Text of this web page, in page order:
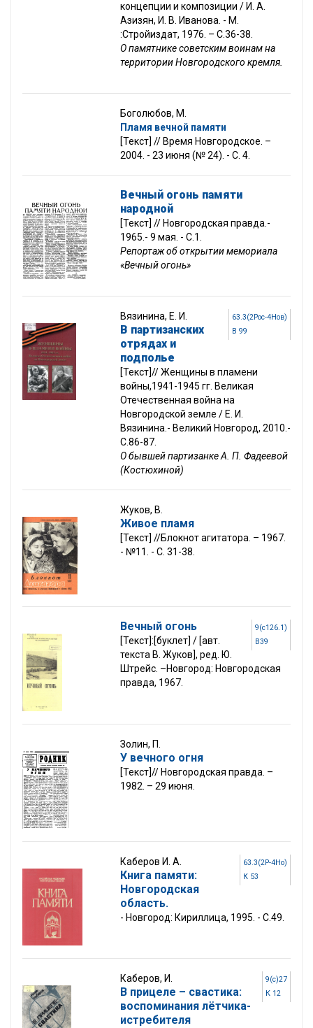
концепции и композиции / И. А.
Азизян, И. В. Иванова. - М.
:Стройиздат, 1976. – С.36-38.
О памятнике советским воинам на
территории Новгородского кремля.
Боголюбов, М.
Пламя вечной памяти
[Текст] // Время Новгородское. –
2004. - 23 июня (№ 24). - С. 4.
Вечный огонь памяти
народной
[Текст] // Новгородская правда.-
1965.- 9 мая. - С.1.
Репортаж об открытии мемориала
«Вечный огонь»
63.3(2Рос-4Нов)
В 99
Вязинина, Е. И.
В партизанских
отрядах и
подполье
[Текст]// Женщины в пламени
войны,1941-1945 гг. Великая
Отечественная война на
Новгородской земле / Е. И.
Вязинина.- Великий Новгород, 2010.-
С.86-87.
О бывшей партизанке А. П. Фадеевой
(Костюхиной)
Жуков, В.
Живое пламя
[Текст] //Блокнот агитатора. – 1967.
- №11. - С. 31-38.
9(с126.1)
В39
Вечный огонь
[Текст]:[буклет] / [авт.
текста В. Жуков], ред. Ю.
Штрейс. –Новгород: Новгородская
правда, 1967.
Золин, П.
У вечного огня
[Текст]// Новгородская правда. –
1982. – 29 июня.
63.3(2Р-4Но)
К 53
Каберов И. А.
Книга памяти:
Новгородская
область.
- Новгород: Кириллица, 1995. - С.49.
9(с)27
К 12
Каберов, И.
В прицеле – свастика:
воспоминания лётчика-
истребителя